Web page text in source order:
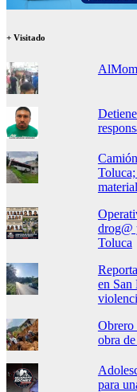
+ Visitado
drog@
Toluca
en San
Obrero
obra
para